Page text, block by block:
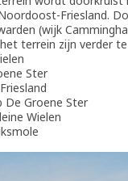
Friesland.
(wijk
terrein zijn verder
Ster
De Groene Ster
Wielen